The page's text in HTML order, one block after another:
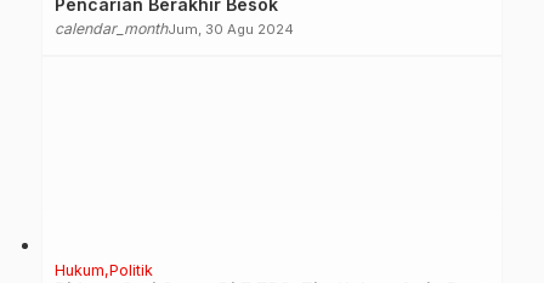
calendar_monthJum, 30 Agu 2024
Hukum Politik